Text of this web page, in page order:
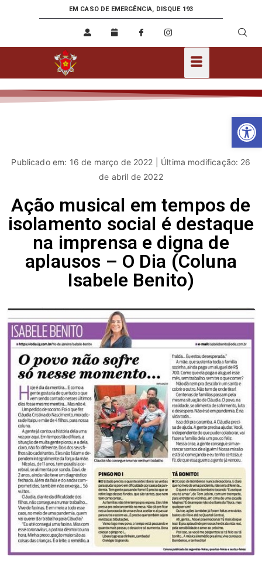
EM CASO DE EMERGÊNCIA, DISQUE 193
Publicado em: 16 de março de 2022 | Última modificação: 26
de abril de 2022
Ação musical em tempos de
isolamento social é destaque
na imprensa e digna de
aplausos – O Dia (Coluna
Isabele Benito)